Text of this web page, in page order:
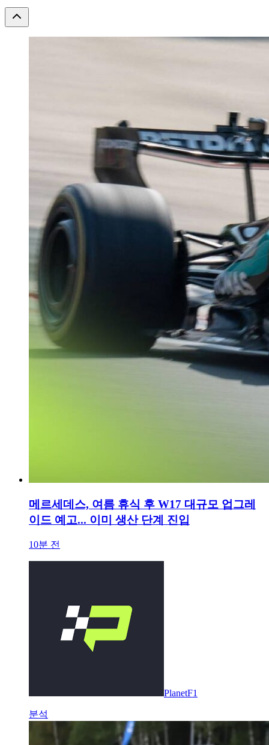
메르세데스, 여름 휴식 후 W17 대규모 업그레
이드 예고... 이미 생산 단계 진입
10분 전
PlanetF1
분석